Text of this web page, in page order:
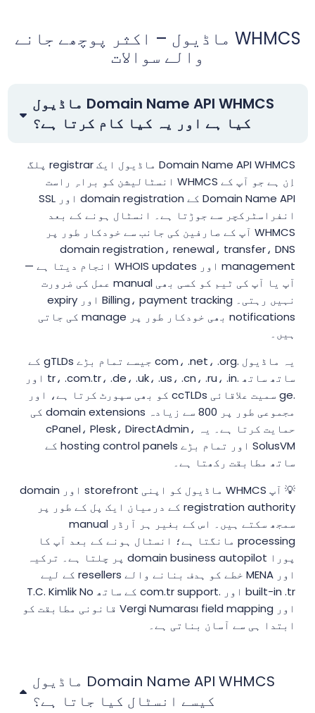
WHMCS ماڈیول – اکثر پوچھے جانے
والے سوالات
Domain Name API WHMCS ماڈیول
کیا ہے اور یہ کیا کام کرتا ہے؟
Domain Name API WHMCS ماڈیول ایک registrar پلگ
اِن ہے جو آپ کے WHMCS انسٹالیشن کو براہِ راست
Domain Name API کے domain registration اور SSL
انفراسٹرکچر سے جوڑتا ہے۔ انسٹال ہونے کے بعد
WHMCS آپ کے صارفین کی جانب سے خودکار طور پر
domain registration، renewal، transfer، DNS
management اور WHOIS updates انجام دیتا ہے —
آپ یا آپ کی ٹیم کو کسی بھی manual عمل کی ضرورت
نہیں رہتی۔ Billing، payment tracking اور expiry
notifications بھی خودکار طور پر manage کی جاتی
ہیں۔
یہ ماڈیول .com، .net، .org جیسے تمام بڑے gTLDs کے
ساتھ ساتھ .tr، .com.tr، .de، .uk، .us، .cn، .ru، .in اور
.ge سمیت علاقائی ccTLDs کو بھی سپورٹ کرتا ہے، اور
مجموعی طور پر 800 سے زیادہ domain extensions کی
حمایت کرتا ہے۔ یہ cPanel، Plesk، DirectAdmin،
SolusVM اور تمام بڑے hosting control panels کے
ساتھ مطابقت رکھتا ہے۔
💡 آپ WHMCS ماڈیول کو اپنی storefront اور domain
registration authority کے درمیان ایک پل کے طور پر
سمجھ سکتے ہیں۔ اس کے بغیر ہر آرڈر manual
processing مانگتا ہے؛ انسٹال ہونے کے بعد آپ کا
پورا domain business autopilot پر چلتا ہے۔ ترکیہ
اور MENA خطے کو ہدف بنانے والے resellers کے لیے
built-in .tr اور .com.tr support کے ساتھ T.C. Kimlik No
اور Vergi Numarası field mapping قانونی مطابقت کو
ابتدا ہی سے آسان بناتی ہے۔
Domain Name API WHMCS ماڈیول
کیسے انسٹال کیا جاتا ہے؟